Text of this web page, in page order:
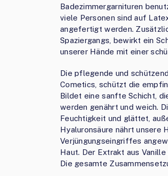
Badezimmergarnituren
viele Personen sind auf
angefertigt werden.
Spaziergangs, bewirkt ein
unserer Hände mit einer
Die pflegende und
Cometics, schützt die
Bildet eine sanfte Schicht,
werden genährt und weich.
Feuchtigkeit und glättet,
Hyaluronsäure nährt unsere
Verjüngungseingriffes
Haut. Der Extrakt aus
Die gesamte